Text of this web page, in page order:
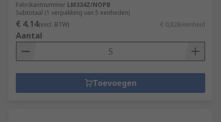
Fabrikantnummer LM334Z/NOPB
Subtotaal (1 verpakking van 5 eenheden)
€ 4,14(excl. BTW) € 0,828/eenheid
Aantal
Toevoegen